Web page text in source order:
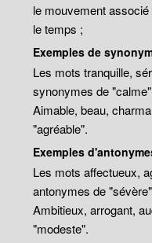
le mouvement associé
le temps ;
Exemples de
Les mots tranquille,
synonymes de
Aimable, beau,
"agréable".
Exemples
Les mots affectueux,
antonymes de
Ambitieux, arrogant,
"modeste".